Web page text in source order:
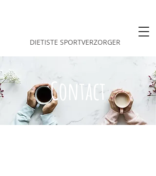
DIETISTE SPORTVERZORGER
Contact